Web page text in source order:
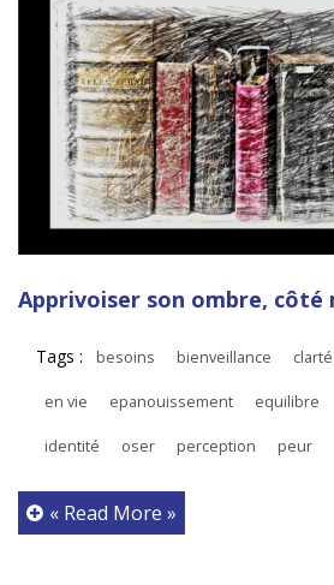
Apprivoiser son ombre, côté
Tags : besoins bienveillance clarté
en vie epanouissement equilibre
identité oser perception peur
« Read More »